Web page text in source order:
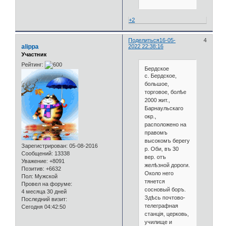
+2
Поделиться 4
16-05-
2022 22:38:16
alippa
Участник
Рейтинг:
Зарегистрирован: 05-08-2016
Сообщений: 13338
Уважение: +8091
Позитив: +6632
Пол: Мужской
Провел на форуме:
4 месяца 30 дней
Последний визит:
Сегодня 04:42:50
Бердское
с. Бердское,
большое,
торговое, болѣе
2000 жит.,
Барнаульскаго
окр.,
расположено на
правомъ
высокомъ берегу
р. Оби, въ 30
вер. отъ
желѣзной дороги.
Около него
тянется
сосновый боръ.
Здѣсь почтово-
телеграфная
станція, церковь,
училище и